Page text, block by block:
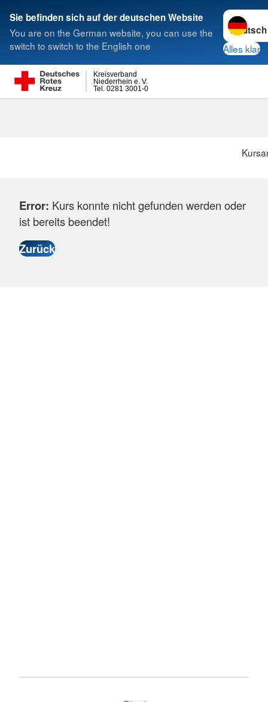
Sie befinden sich auf der deutschen Website
You are on the German website, you can use the
switch to switch to the English one
Sprache
Alles klar
Tel. 0281 3001-0
Niederrhein e. V.
Kreisverband
Suche
Error: Kurs konnte nicht gefunden werden oder
ist bereits beendet!